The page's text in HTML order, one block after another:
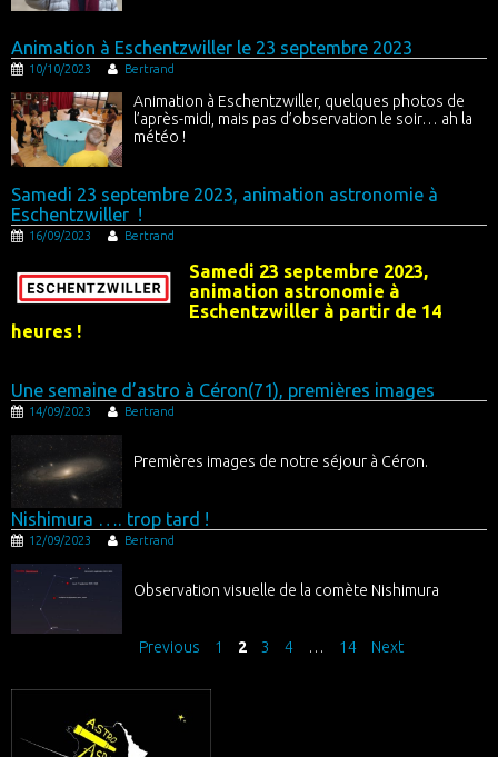
Animation à Eschentzwiller le 23 septembre 2023
10/10/2023 Bertrand
Animation à Eschentzwiller, quelques photos de
l’après-midi, mais pas d’observation le soir… ah la
météo !
Samedi 23 septembre 2023, animation astronomie à
Eschentzwiller !
16/09/2023 Bertrand
Samedi 23 septembre 2023,
animation astronomie à
Eschentzwiller à partir de 14
heures !
Une semaine d’astro à Céron(71), premières images
14/09/2023 Bertrand
Premières images de notre séjour à Céron.
Nishimura …. trop tard !
12/09/2023 Bertrand
Observation visuelle de la comète Nishimura
Previous 1 2 3 4 … 14 Next